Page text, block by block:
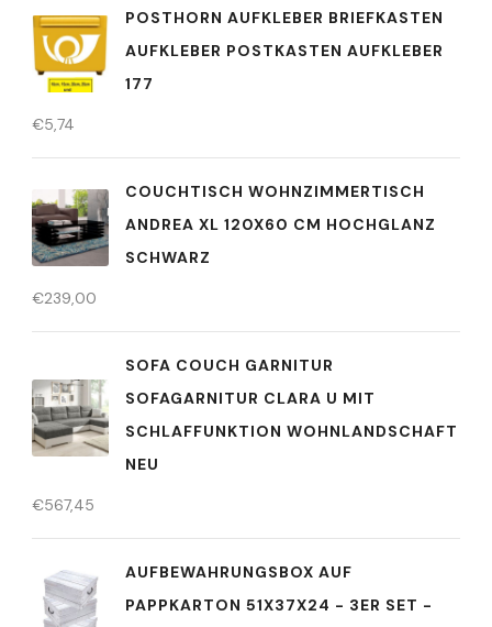
POSTHORN AUFKLEBER BRIEFKASTEN
AUFKLEBER POSTKASTEN AUFKLEBER
177
€5,74
COUCHTISCH WOHNZIMMERTISCH
ANDREA XL 120X60 CM HOCHGLANZ
SCHWARZ
€239,00
SOFA COUCH GARNITUR
SOFAGARNITUR CLARA U MIT
SCHLAFFUNKTION WOHNLANDSCHAFT
NEU
€567,45
AUFBEWAHRUNGSBOX AUF
PAPPKARTON 51X37X24 - 3ER SET -